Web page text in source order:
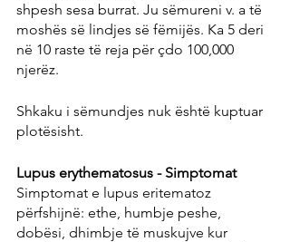
shpesh sesa burrat. Ju sëmureni v. a të
moshës së lindjes së fëmijës. Ka 5 deri
në 10 raste të reja për çdo 100,000
njerëz.
Shkaku i sëmundjes nuk është kuptuar
plotësisht.
Lupus erythematosus - Simptomat
Simptomat e lupus eritematoz
përfshijnë: ethe, humbje peshe,
dobësi, dhimbje të muskujve kur